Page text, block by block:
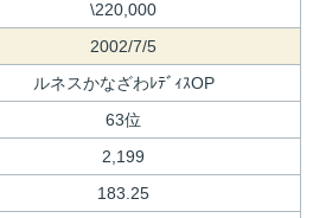
\220,000
2002/7/5
ルネスかなざわﾚﾃﾞｨｽOP
63位
2,199
183.25